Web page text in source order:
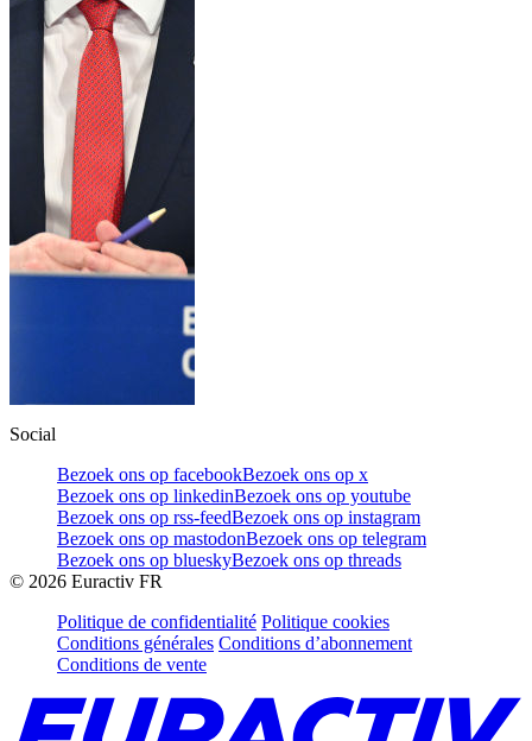
Social
Bezoek ons op facebookBezoek ons op x
Bezoek ons op linkedinBezoek ons op youtube
Bezoek ons op rss-feedBezoek ons op instagram
Bezoek ons op mastodonBezoek ons op telegram
Bezoek ons op blueskyBezoek ons op threads
© 2026 Euractiv FR
Politique de confidentialité Politique cookies
Conditions générales Conditions d’abonnement
Conditions de vente